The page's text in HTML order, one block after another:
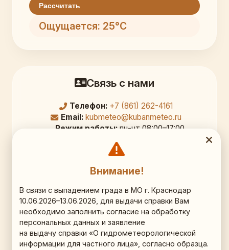
Рассчитать
Ощущается: 25°C
Связь с нами
Телефон: +7 (861) 262-4161
Email: kubmeteo@kubanmeteo.ru
Режим работы:пн-чт 08:00–17:00,
перерыв 12:00–12:45; пт 08:00–16:00
Официальный адрес
350000, г. Краснодар,
ул. Рашпилевская д. 36, 9 этаж, кб. 903
Схема проезда (Яндекс.Карты)
Внимание!
В связи с выпадением града в МО г. Краснодар
10.06.2026–13.06.2026, для выдачи справки Вам
необходимо заполнить согласие на обработку
персональных данных и заявление
на выдачу справки «О гидрометеорологической
информации для частного лица», согласно образца.